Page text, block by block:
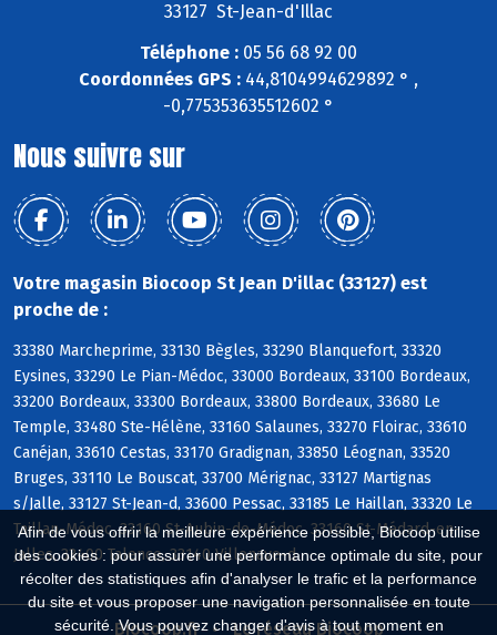
Afin de vous offrir la meilleure expérience possible, Biocoop utilise
des cookies : pour assurer une performance optimale du site, pour
récolter des statistiques afin d'analyser le trafic et la performance
du site et vous proposer une navigation personnalisée en toute
sécurité. Vous pouvez changer d'avis à tout moment en
33127 St-Jean-d'Illac
Téléphone : 05 56 68 92 00
Coordonnées GPS : 44,8104994629892 ° ,
-0,775353635512602 °
Nous suivre sur
Votre magasin Biocoop St Jean D'illac (33127) est
proche de :
33380 Marcheprime, 33130 Bègles, 33290 Blanquefort, 33320
Eysines, 33290 Le Pian-Médoc, 33000 Bordeaux, 33100 Bordeaux,
33200 Bordeaux, 33300 Bordeaux, 33800 Bordeaux, 33680 Le
Temple, 33480 Ste-Hélène, 33160 Salaunes, 33270 Floirac, 33610
Canéjan, 33610 Cestas, 33170 Gradignan, 33850 Léognan, 33520
Bruges, 33110 Le Bouscat, 33700 Mérignac, 33127 Martignas
s/Jalle, 33127 St-Jean-d, 33600 Pessac, 33185 Le Haillan, 33320 Le
Taillan-Médoc, 33160 St-Aubin-de-Médoc, 33160 St-Médard-en-
Jalles, 33400 Talence, 33140 Villenave-d
Biocoop.fr Le réseau Biocoop